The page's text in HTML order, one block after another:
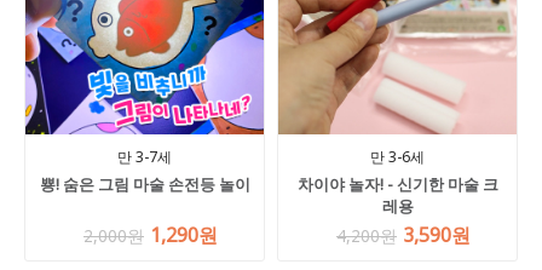
만 3-7세
뿅! 숨은 그림 마술 손전등 놀이
2,000원 1,290원
만 3-6세
차이야 놀자! - 신기한 마술 크
레용
4,200원 3,590원